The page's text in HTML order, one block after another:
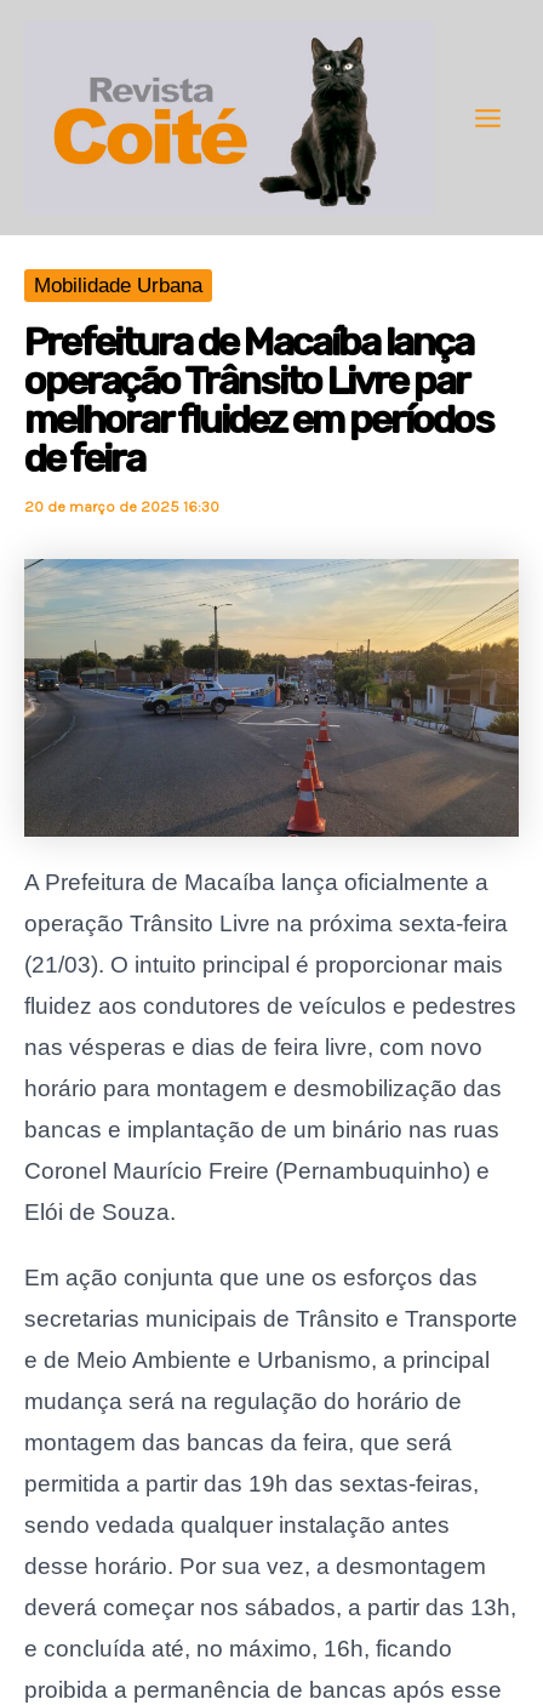
conteúdo
Mobilidade Urbana
Prefeitura de Macaíba lança
operação Trânsito Livre par
melhorar fluidez em períodos
de feira
20 de março de 2025 16:30
A Prefeitura de Macaíba lança oficialmente a
operação Trânsito Livre na próxima sexta-feira
(21/03). O intuito principal é proporcionar mais
fluidez aos condutores de veículos e pedestres
nas vésperas e dias de feira livre, com novo
horário para montagem e desmobilização das
bancas e implantação de um binário nas ruas
Coronel Maurício Freire (Pernambuquinho) e
Elói de Souza.
Em ação conjunta que une os esforços das
secretarias municipais de Trânsito e Transporte
e de Meio Ambiente e Urbanismo, a principal
mudança será na regulação do horário de
montagem das bancas da feira, que será
permitida a partir das 19h das sextas-feiras,
sendo vedada qualquer instalação antes
desse horário. Por sua vez, a desmontagem
deverá começar nos sábados, a partir das 13h,
e concluída até, no máximo, 16h, ficando
proibida a permanência de bancas após esse